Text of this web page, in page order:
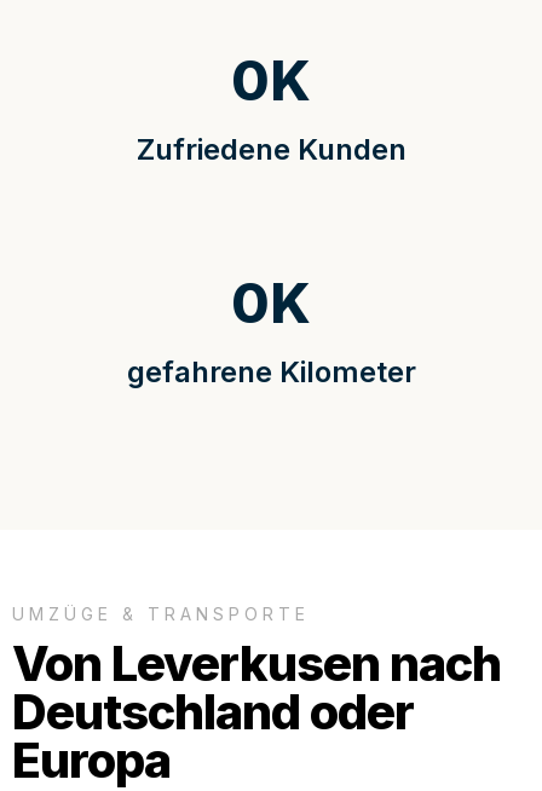
Zufriedene Kunden
0K
gefahrene Kilometer
0K
UMZÜGE & TRANSPORTE
Von Leverkusen nach
Deutschland oder
Europa